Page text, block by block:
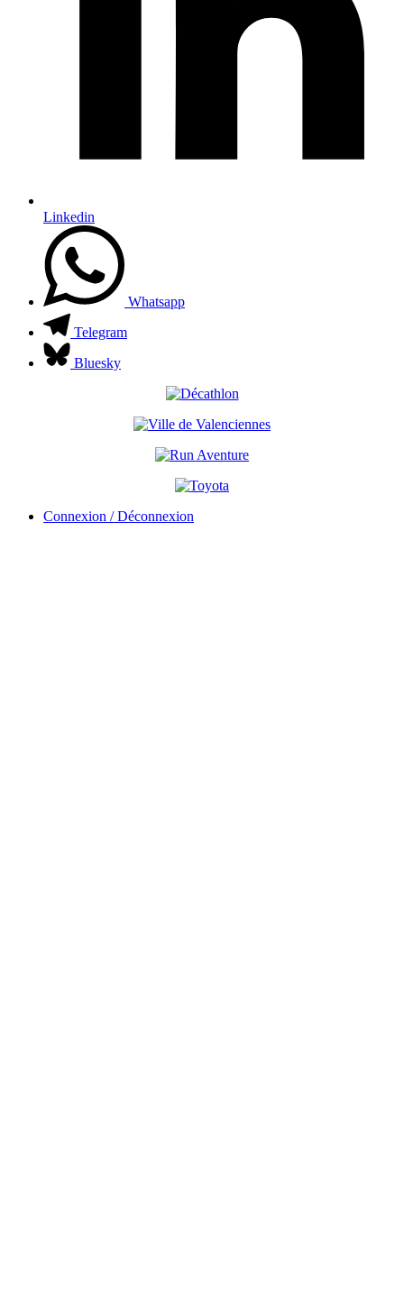
Linkedin
Whatsapp
Telegram
Bluesky
Connexion / Déconnexion